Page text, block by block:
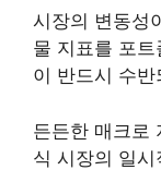
시장의 변동성
물 지표를 포
이 반드시 수
든든한 매크로
식 시장의 일